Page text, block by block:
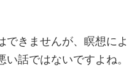
できませんが、瞑想によ
話ではないですよね。